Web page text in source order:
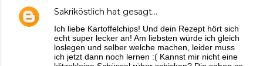
Sakriköstlich hat gesagt…
Ich liebe Kartoffelchips! Und dein Rezept hört sich
echt super lecker an! Am liebsten würde ich gleich
loslegen und selber welche machen, leider muss
ich jetzt dann noch lernen :( Kannst mir nicht eine